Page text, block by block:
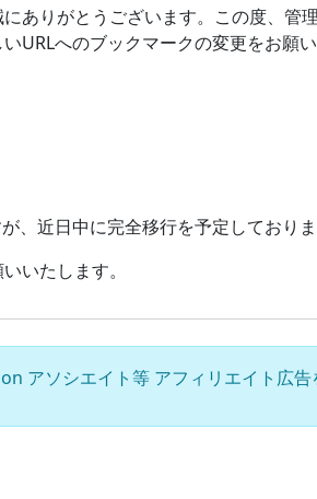
ありがとうございます。この度、管
URLへのブックマークの変更をお願い
、近日中に完全移行を予定しており
いたします。
アソシエイト等 アフィリエイト広